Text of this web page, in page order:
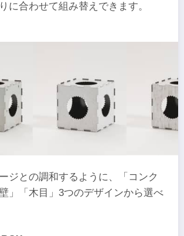
に合わせて組み替えできます。
ジとの調和するように、「​コンク
」「​木目」3つのデザインから選べ